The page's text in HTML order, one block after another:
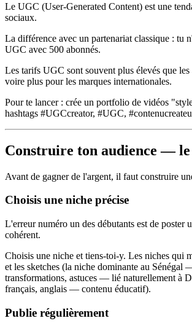
Le UGC (User-Generated Content) est une
sociaux.
La différence avec un partenariat classique : tu
UGC avec 500 abonnés.
Les tarifs UGC sont souvent plus élevés que
voire plus pour les marques internationales.
Pour te lancer : crée un portfolio de vidéos
hashtags #UGCcreator, #UGC,
Construire ton audience —
Avant de gagner de l'argent, il faut construire
Choisis une niche précise
L'erreur numéro un des débutants est de
cohérent.
Choisis une niche et tiens-toi-y. Les niches qui
et les sketches (la niche dominante au
transformations, astuces — lié naturellement à
français, anglais — contenu éducatif).
Publie régulièrement